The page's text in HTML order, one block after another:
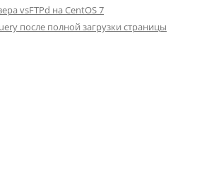
vsFTPd на CentOS 7
после полной загрузки страницы